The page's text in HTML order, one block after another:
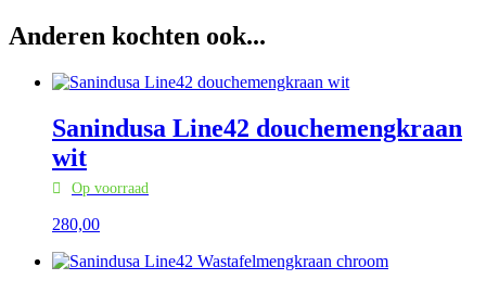
Anderen kochten ook...
Sanindusa Line42 douchemengkraan
wit
Op voorraad
280,00